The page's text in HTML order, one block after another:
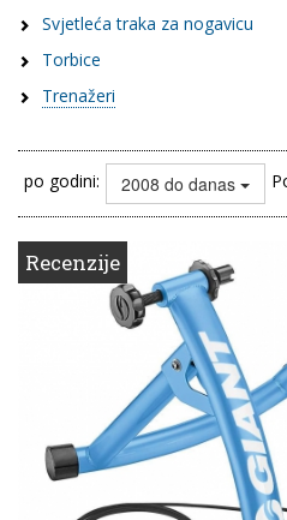
Svjetleća traka za nogavicu
Torbice
Trenažeri
po godini: 2008 do danas
Recenzije